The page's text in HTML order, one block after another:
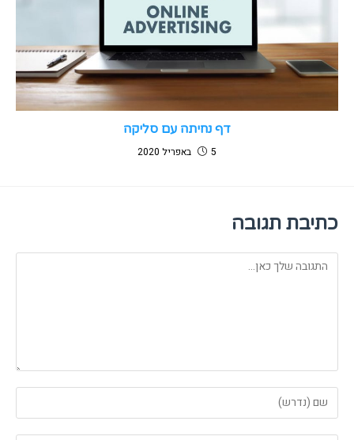
דף נחיתה עם סליקה
5 באפריל 2020
כתיבת תגובה